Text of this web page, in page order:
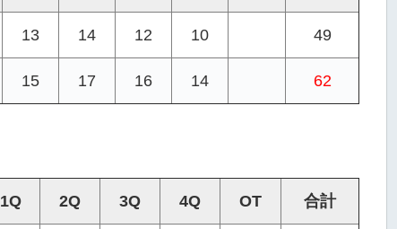
13 14 12 10 49
15 17 16 14 62
1Q 2Q 3Q 4Q OT 合計